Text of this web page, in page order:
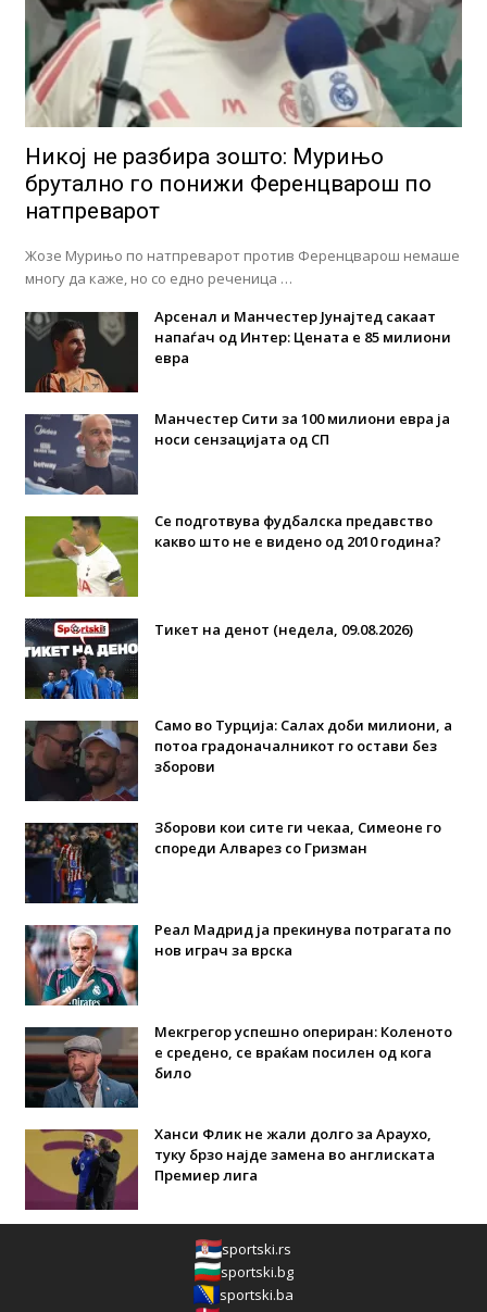
Никој не разбира зошто: Мурињо
брутално го понижи Ференцварош по
натпреварот
Жозе Мурињо по натпреварот против Ференцварош немаше
многу да каже, но со едно реченица …
Арсенал и Манчестер Јунајтед сакаат
напаѓач од Интер: Цената е 85 милиони
евра
Манчестер Сити за 100 милиони евра ја
носи сензацијата од СП
Се подготвува фудбалска предавство
какво што не е видено од 2010 година?
Тикет на денот (недела, 09.08.2026)
Само во Турција: Салах доби милиони, а
потоа градоначалникот го остави без
зборови
Зборови кои сите ги чекаа, Симеоне го
спореди Алварез со Гризман
Реал Мадрид ја прекинува потрагата по
нов играч за врска
Мекгрегор успешно опериран: Коленото
е средено, се враќам посилен од кога
било
Ханси Флик не жали долго за Араухо,
туку брзо најде замена во англиската
Премиер лига
sportski.rs
sportski.bg
sportski.ba